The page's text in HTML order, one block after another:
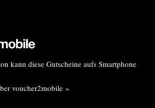
kann diese Gutscheine aufs Smartphone
voucher2mobile »